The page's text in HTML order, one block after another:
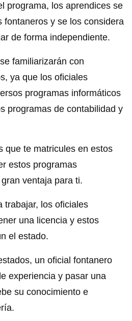
programa, los aprendices se
fontaneros y se los considera
de forma independiente.
familiarizarán con
ya que los oficiales
programas informáticos
programas de contabilidad y
que te matricules en estos
estos programas
ventaja para ti.
trabajar, los oficiales
una licencia y estos
el estado.
un oficial fontanero
experiencia y pasar una
su conocimiento e